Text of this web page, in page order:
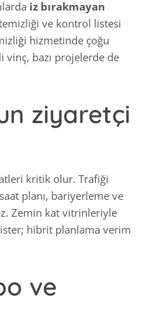
iz bırakmayan
ve kontrol listesi
hizmetinde çoğu
vinç, bazı projelerde de
ziyaretçi
kritik olur. Trafiği
planı, bariyerleme ve
Zemin kat vitrinleriyle
hibrit planlama verim
ve